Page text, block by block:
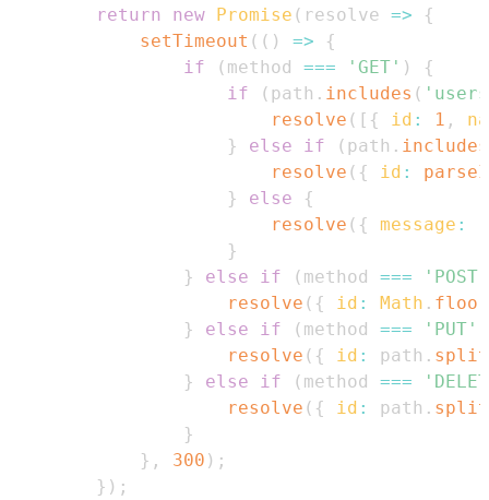
return
new Promise ( resolve =>
{
setTimeout ( ( ) =>
{
if
( method === 'GET' )
{
if
( path . includes (
resolve ( [ { id : 1 ,
}
else if ( path . includes
resolve ( { id :
}
else
{
resolve ( { message :
}
}
else if ( method ===
'POST'
resolve ( { id : Math . floor
}
else if ( method === 'PUT'
resolve ( { id : path . split
}
else if ( method ===
resolve ( { id : path . split
}
} , 300 ) ;
} ) ;